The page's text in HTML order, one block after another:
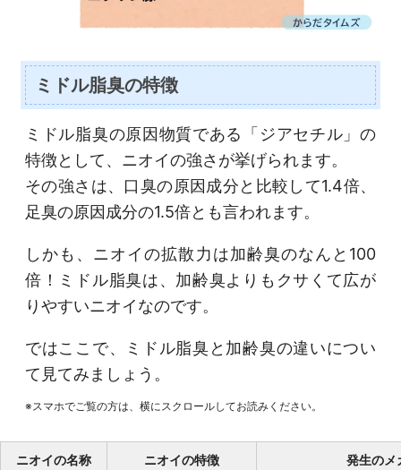
ミドル脂臭の特徴
ミドル脂臭の原因物質である「ジアセチル」の
特徴として、ニオイの強さが挙げられます。
その強さは、口臭の原因成分と比較して1.4倍、
足臭の原因成分の1.5倍とも言われます。
しかも、ニオイの拡散力は加齢臭のなんと100
倍！ミドル脂臭は、加齢臭よりもクサくて広が
りやすいニオイなのです。
ではここで、ミドル脂臭と加齢臭の違いについ
て見てみましょう。
※スマホでご覧の方は、横にスクロールしてお読みください。
ニオイの名称 ニオイの特徴 発生のメ